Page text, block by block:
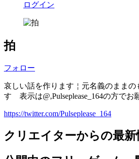
ログイン
拍
フォロー
哀しい話を作ります￤元名義のままの
す 表示は@,Pulseplease_164の方でお
https://twitter.com/Pulseplease_164
クリエイターからの最新